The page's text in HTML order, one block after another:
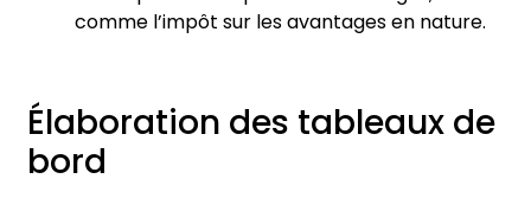
comme l’impôt sur les avantages en nature.
Élaboration des tableaux de
bord